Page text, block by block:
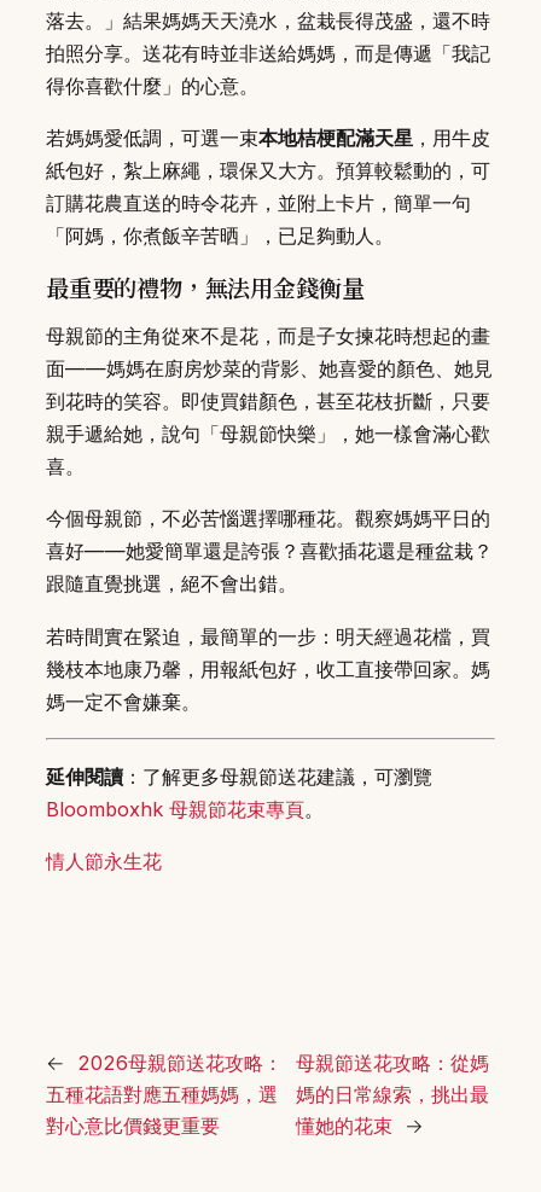
落去。」結果媽媽天天澆水，盆栽長得茂盛，還不時
拍照分享。送花有時並非送給媽媽，而是傳遞「我記
得你喜歡什麼」的心意。
若媽媽愛低調，可選一束本地桔梗配滿天星 ，用牛皮
紙包好，紮上麻繩，環保又大方。預算較鬆動的，可
訂購花農直送的時令花卉，並附上卡片，簡單一句
「阿媽，你煮飯辛苦晒」，已足夠動人。
最重要的禮物，無法用金錢衡量
母親節的主角從來不是花，而是子女揀花時想起的畫
面——媽媽在廚房炒菜的背影、她喜愛的顏色、她見
到花時的笑容。即使買錯顏色，甚至花枝折斷，只要
親手遞給她，說句「母親節快樂」，她一樣會滿心歡
喜。
今個母親節，不必苦惱選擇哪種花。觀察媽媽平日的
喜好——她愛簡單還是誇張？喜歡插花還是種盆栽？
跟隨直覺挑選，絕不會出錯。
若時間實在緊迫，最簡單的一步：明天經過花檔，買
幾枝本地康乃馨，用報紙包好，收工直接帶回家。媽
媽一定不會嫌棄。
延伸閱讀 ：了解更多母親節送花建議，可瀏覽
Bloomboxhk 母親節花束專頁。
情人節永生花
←
2026母親節送花攻略：
五種花語對應五種媽媽，選
對心意比價錢更重要
母親節送花攻略：從媽
媽的日常線索，挑出最
懂她的花束
→